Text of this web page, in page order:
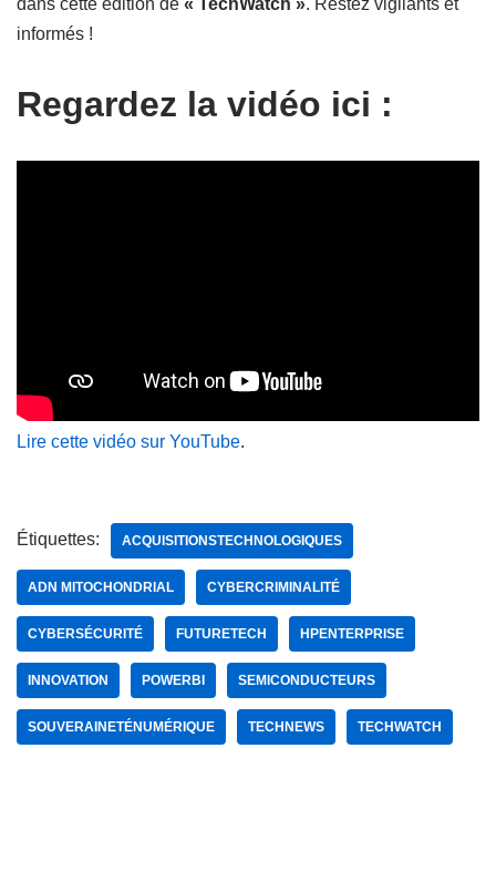
dans cette édition de « TechWatch ». Restez vigilants et
informés !
Regardez la vidéo ici :
Lire cette vidéo sur YouTube.
Étiquettes: ACQUISITIONSTECHNOLOGIQUES
ADN MITOCHONDRIAL CYBERCRIMINALITÉ
CYBERSÉCURITÉ FUTURETECH HPENTERPRISE
INNOVATION POWERBI SEMICONDUCTEURS
SOUVERAINETÉNUMÉRIQUE TECHNEWS TECHWATCH